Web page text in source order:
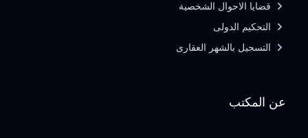
عن المكتب
قضايا الاحوال الشخصية
التحكيم الدولى
التسجيل بالشهر العقارى